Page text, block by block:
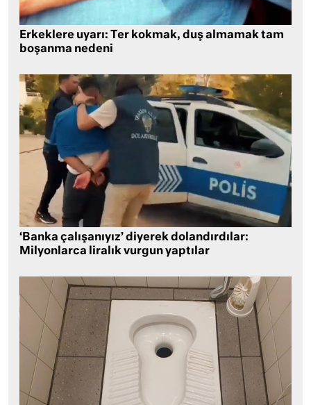
Erkeklere uyarı: Ter kokmak, duş almamak tam
boşanma nedeni
‘Banka çalışanıyız’ diyerek dolandırdılar:
Milyonlarca liralık vurgun yaptılar